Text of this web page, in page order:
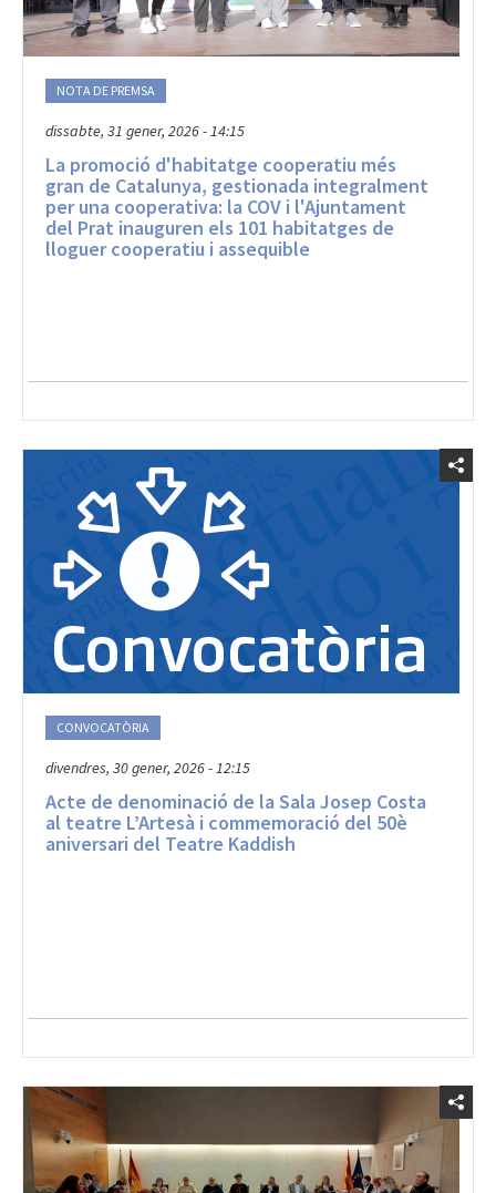
dissabte, 31 gener, 2026 - 14:15
La promoció d'habitatge cooperatiu més
gran de Catalunya, gestionada integralment
per una cooperativa: la COV i l'Ajuntament
del Prat inauguren els 101 habitatges de
lloguer cooperatiu i assequible
divendres, 30 gener, 2026 - 12:15
Acte de denominació de la Sala Josep Costa
al teatre L’Artesà i commemoració del 50è
aniversari del Teatre Kaddish